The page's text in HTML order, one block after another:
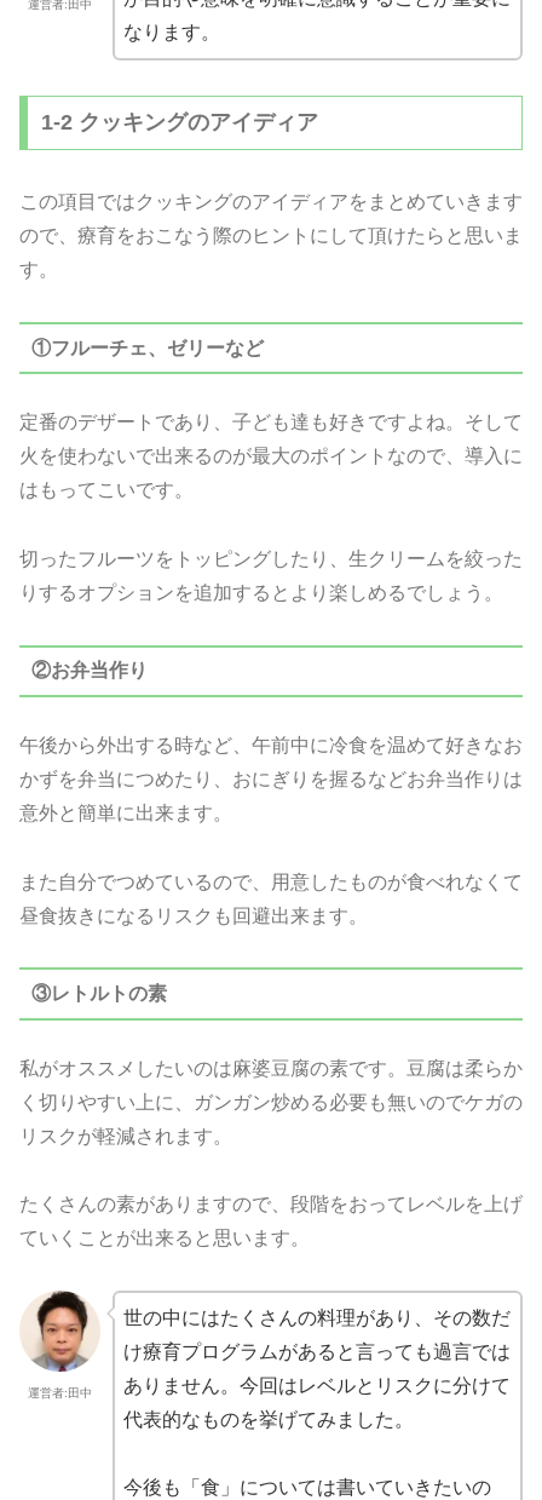
運営者:田中
なります。
1-2 クッキングのアイディア
この項目ではクッキングのアイディアをまとめていきます
ので、療育をおこなう際のヒントにして頂けたらと思いま
す。
①フルーチェ、ゼリーなど
定番のデザートであり、子ども達も好きですよね。そして
火を使わないで出来るのが最大のポイントなので、導入に
はもってこいです。
切ったフルーツをトッピングしたり、生クリームを絞った
りするオプションを追加するとより楽しめるでしょう。
②お弁当作り
午後から外出する時など、午前中に冷食を温めて好きなお
かずを弁当につめたり、おにぎりを握るなどお弁当作りは
意外と簡単に出来ます。
また自分でつめているので、用意したものが食べれなくて
昼食抜きになるリスクも回避出来ます。
③レトルトの素
私がオススメしたいのは麻婆豆腐の素です。豆腐は柔らか
く切りやすい上に、ガンガン炒める必要も無いのでケガの
リスクが軽減されます。
たくさんの素がありますので、段階をおってレベルを上げ
ていくことが出来ると思います。
運営者:田中
世の中にはたくさんの料理があり、その数だ
け療育プログラムがあると言っても過言では
ありません。今回はレベルとリスクに分けて
代表的なものを挙げてみました。
今後も「食」については書いていきたいの